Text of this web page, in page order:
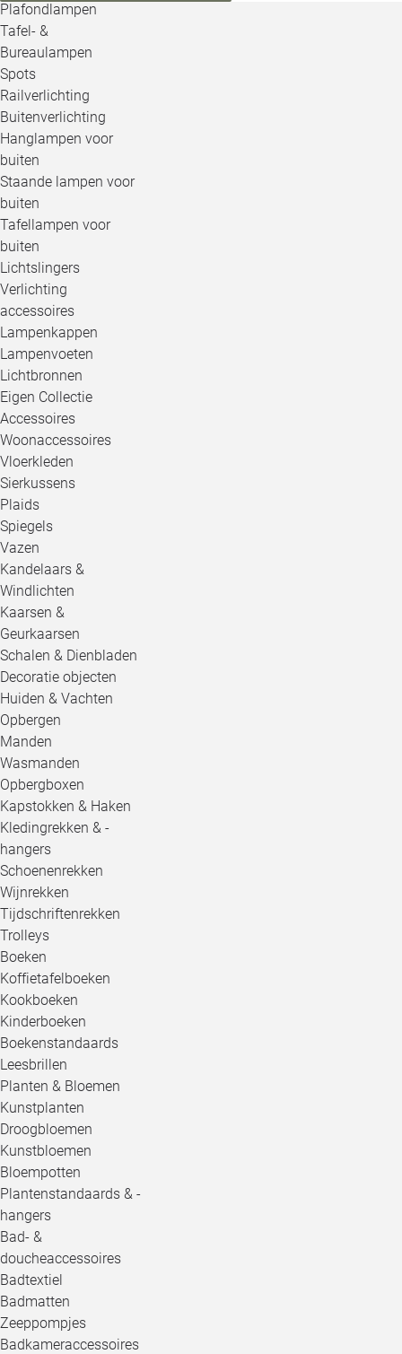
Plafondlampen
Tafel- &
Bureaulampen
Spots
Railverlichting
Buitenverlichting
Hanglampen voor
buiten
Staande lampen voor
buiten
Tafellampen voor
buiten
Lichtslingers
Verlichting
accessoires
Lampenkappen
Lampenvoeten
Lichtbronnen
Eigen Collectie
Accessoires
Woonaccessoires
Vloerkleden
Sierkussens
Plaids
Spiegels
Vazen
Kandelaars &
Windlichten
Kaarsen &
Geurkaarsen
Schalen & Dienbladen
Decoratie objecten
Huiden & Vachten
Opbergen
Manden
Wasmanden
Opbergboxen
Kapstokken & Haken
Kledingrekken & -
hangers
Schoenenrekken
Wijnrekken
Tijdschriftenrekken
Trolleys
Boeken
Koffietafelboeken
Kookboeken
Kinderboeken
Boekenstandaards
Leesbrillen
Planten & Bloemen
Kunstplanten
Droogbloemen
Kunstbloemen
Bloempotten
Plantenstandaards & -
hangers
Bad- &
doucheaccessoires
Badtextiel
Badmatten
Zeeppompjes
Badkameraccessoires